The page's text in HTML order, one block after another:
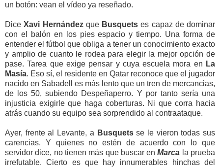
un botón: vean el vídeo ya reseñado.
DiceXavi Hernándezque Busquets es capaz de dominar
con el balón en los pies espacio y tiempo. Una forma de
entender el fútbol que obliga a tener un conocimiento exacto
y amplio de cuanto le rodea para elegir la mejor opción de
pase. Tarea que exige pensar y cuya escuela mora en La
Masía. Eso sí, el residente en Qatar reconoce que el jugador
nacido en Sabadell es más lento que un tren de mercancias,
de los 50, subiendo Despeñaperro. Y por tanto sería una
injusticia exigirle que haga coberturas. Ni que corra hacia
atrás cuando su equipo sea sorprendido al contraataque.
Ayer, frente al Levante, a Busquetsse le vieron todas sus
carencias. Y quienes no estén de acuerdo con lo que
servidor dice, no tienen más que buscar enMarca la prueba
irrefutable. Cierto es que hay innumerables hinchas del